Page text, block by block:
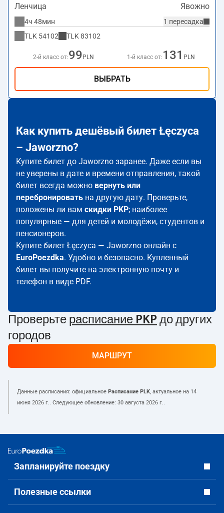
Ленчица Явожно
1 пересадка
4ч 48мин
TLK 54102 TLK 83102
2-й класс от:99 PLN 1-й класс от: 131 PLN
ВЫБРАТЬ
Как купить дешёвый билет Łęczyca
– Jaworzno?
Купите билет до Jaworzno заранее. Даже если вы
не уверены в дате и времени отправления, такой
билет всегда можно вернуть или
перебронировать на другую дату. Проверьте,
положены ли вам скидки PKP; наиболее
популярные — для детей и молодёжи, студентов и
пенсионеров.
Купите билет Łęczyca — Jaworzno онлайн с
EuroPoezdka. Удобно и безопасно. Купленный
билет вы получите на электронную почту и
телефон в виде PDF.
Проверьте расписание PKP до других
городов
МАРШРУТ
Данные расписания: официальное Расписание PLK, актуальное на 14
июня 2026 г.. Следующее обновление: 30 августа 2026 г..
Запланируйте поездку
Полезные ссылки